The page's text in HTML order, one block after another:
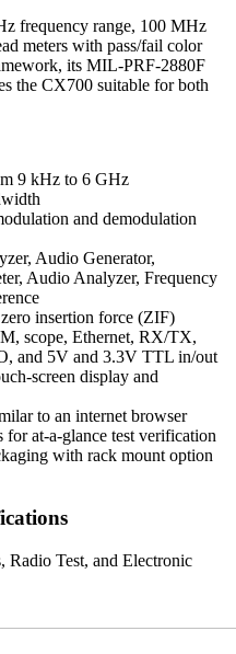
frequency range, 100 MHz
meters with pass/fail color
its MIL‑PRF‑2880F
the CX700 suitable for both
9 kHz to 6 GHz
and demodulation
Audio Generator,
Audio Analyzer, Frequency
insertion force (ZIF)
scope, Ethernet, RX/TX,
and 5V and 3.3V TTL in/out
display and
to an internet browser
at‑a‑glance test verification
with rack mount option
Test, and Electronic